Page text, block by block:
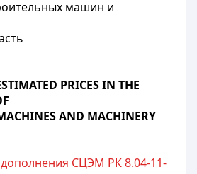
машин и
PRICES IN THE
AND MACHINERY
СЦЭМ РК 8.04-11-